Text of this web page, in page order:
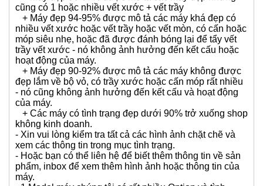
cũng có 1 hoặc nhiều vết xước + vết trầy
+ Máy đẹp 94-95% được mô tả các máy khá đẹp có
nhiều vết xước hoặc vết trầy hoặc vết mòn, có cấn hoặc
móp siêu nhẹ, hoặc đã được đánh bóng lại để tẩy vết
trầy vết xước - nó không ảnh hưởng đến kết cấu hoặc
hoạt động của máy.
+ Máy đẹp 90-92% được mô tả các máy không được
đẹp lắm về bộ vỏ, có trầy xước hoặc cấn móp rất nhiều
- nó cũng không ảnh hưởng đến kết cấu và hoạt động
của máy.
+ Các máy có tình trạng đẹp dưới 90% trở xuống shop
không kinh doanh.
- Xin vui lòng kiểm tra tất cả các hình ảnh chặt chẽ và
xem các thông tin trong mục tình trạng.
- Hoặc bạn có thể liên hệ để biết thêm thông tin về sản
phẩm, inbox để xem thêm hình ảnh hoặc thông tin của
máy.